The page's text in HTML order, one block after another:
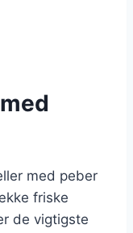
med peber
friske
de vigtigste